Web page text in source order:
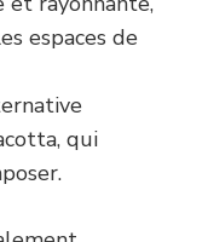
espaces de
qui